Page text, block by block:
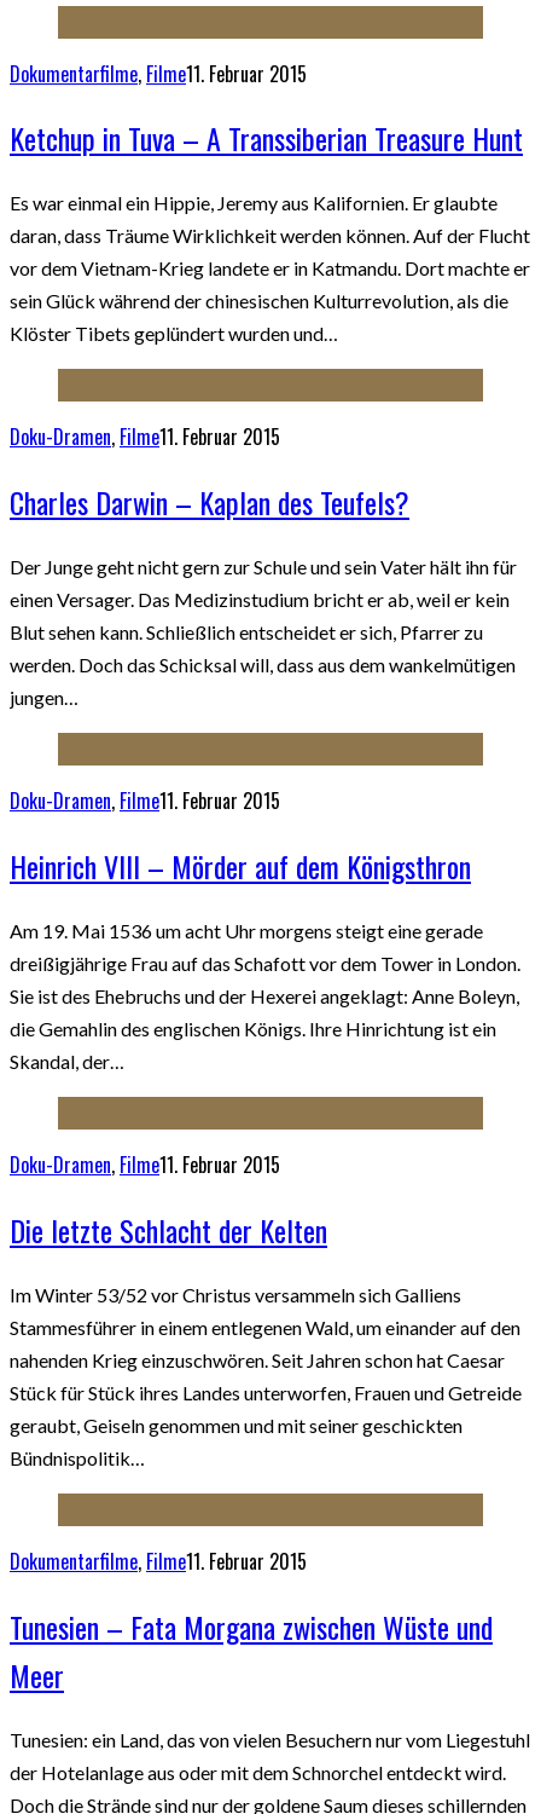
Dokumentarfilme, Filme11. Februar 2015
Ketchup in Tuva – A Transsiberian Treasure Hunt
Es war einmal ein Hippie, Jeremy aus Kalifornien. Er glaubte
daran, dass Träume Wirklichkeit werden können. Auf der Flucht
vor dem Vietnam-Krieg landete er in Katmandu. Dort machte er
sein Glück während der chinesischen Kulturrevolution, als die
Klöster Tibets geplündert wurden und…
Doku-Dramen, Filme11. Februar 2015
Charles Darwin – Kaplan des Teufels?
Der Junge geht nicht gern zur Schule und sein Vater hält ihn für
einen Versager. Das Medizinstudium bricht er ab, weil er kein
Blut sehen kann. Schließlich entscheidet er sich, Pfarrer zu
werden. Doch das Schicksal will, dass aus dem wankelmütigen
jungen…
Doku-Dramen, Filme11. Februar 2015
Heinrich VIII – Mörder auf dem Königsthron
Am 19. Mai 1536 um acht Uhr morgens steigt eine gerade
dreißigjährige Frau auf das Schafott vor dem Tower in London.
Sie ist des Ehebruchs und der Hexerei angeklagt: Anne Boleyn,
die Gemahlin des englischen Königs. Ihre Hinrichtung ist ein
Skandal, der…
Doku-Dramen, Filme11. Februar 2015
Die letzte Schlacht der Kelten
Im Winter 53/52 vor Christus versammeln sich Galliens
Stammesführer in einem entlegenen Wald, um einander auf den
nahenden Krieg einzuschwören. Seit Jahren schon hat Caesar
Stück für Stück ihres Landes unterworfen, Frauen und Getreide
geraubt, Geiseln genommen und mit seiner geschickten
Bündnispolitik…
Dokumentarfilme, Filme11. Februar 2015
Tunesien – Fata Morgana zwischen Wüste und
Meer
Tunesien: ein Land, das von vielen Besuchern nur vom Liegestuhl
der Hotelanlage aus oder mit dem Schnorchel entdeckt wird.
Doch die Strände sind nur der goldene Saum dieses schillernden